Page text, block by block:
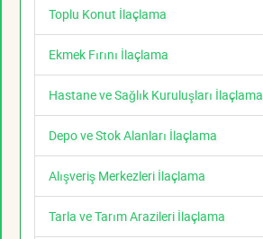
Toplu Konut İlaçlama
Ekmek Fırını İlaçlama
Hastane ve Sağlık Kuruluşları İlaçlama
Depo ve Stok Alanları İlaçlama
Alışveriş Merkezleri İlaçlama
Tarla ve Tarım Arazileri İlaçlama